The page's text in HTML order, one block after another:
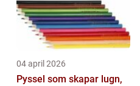
04 april 2026
Pyssel som skapar lugn,